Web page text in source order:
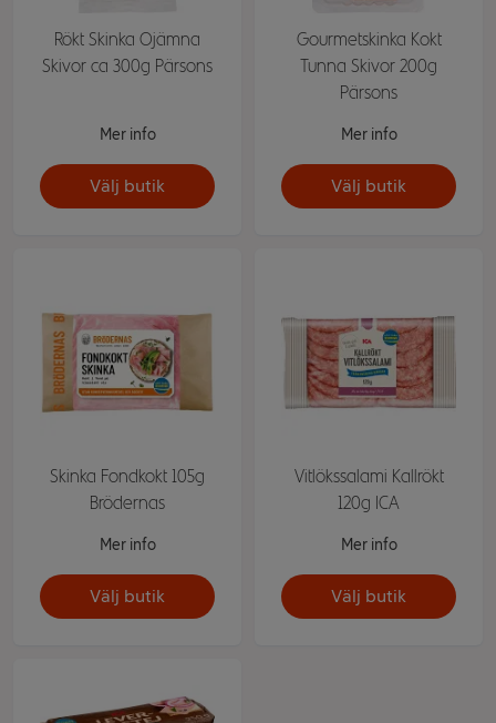
Rökt Skinka Ojämna
Skivor ca 300g Pärsons
Mer info
Välj butik
Gourmetskinka Kokt
Tunna Skivor 200g
Pärsons
Mer info
Välj butik
Skinka Fondkokt 105g
Brödernas
Mer info
Välj butik
Vitlökssalami Kallrökt
120g ICA
Mer info
Välj butik